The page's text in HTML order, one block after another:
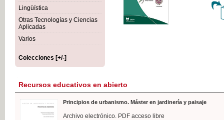
Lingüística
Otras Tecnologías y Ciencias
Aplicadas
Varios
Colecciones [+/-]
Recursos educativos en abierto
Principios de urbanismo. Máster en jardinería y paisaje
Archivo electrónico. PDF acceso libre